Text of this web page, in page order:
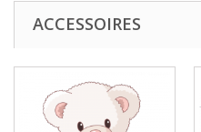
ACCESSOIRES